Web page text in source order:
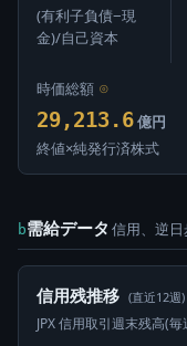
(有利子負債−現
金)/自己資本
時価総額 ⊙
29,213.6 億円
終値×純発行済株式
b需給データ 信用、逆
信用残推移 (直近12週)
JPX 信用取引週末残高(